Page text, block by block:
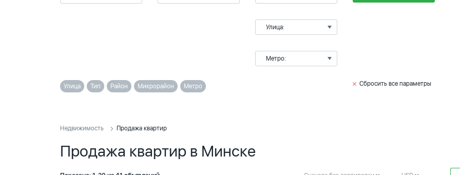
Улица:
Метро:
Улица Тип Район Микрорайон Метро Сбросить все параметры
Недвижимость Продажа квартир
Продажа квартир в Минске